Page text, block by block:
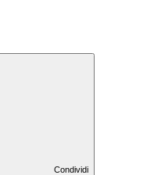
Condividi